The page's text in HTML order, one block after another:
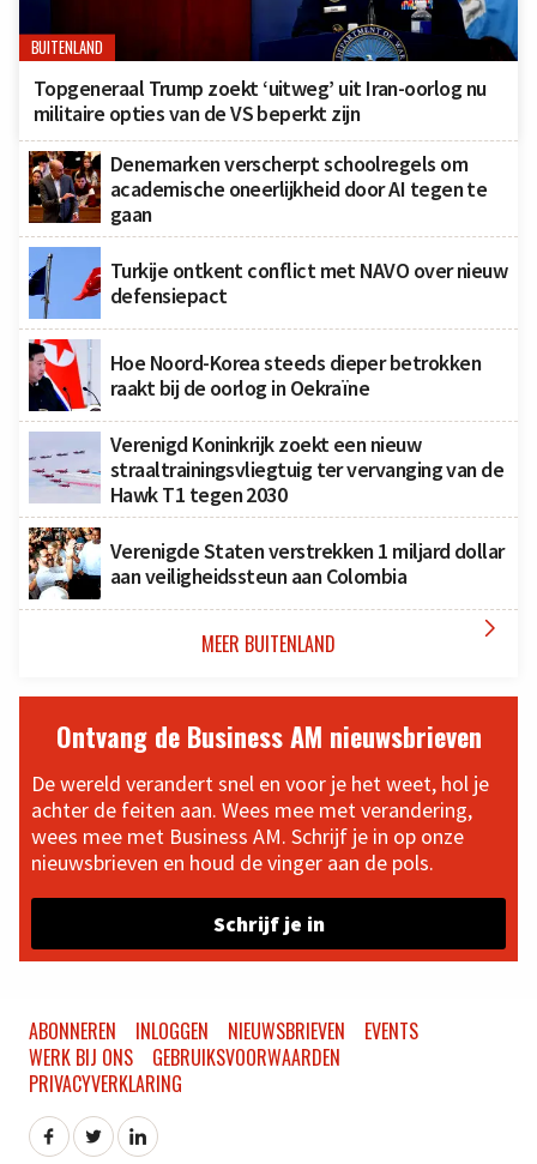
BUITENLAND
Topgeneraal Trump zoekt ‘uitweg’ uit Iran-oorlog nu
militaire opties van de VS beperkt zijn
Denemarken verscherpt schoolregels om
academische oneerlijkheid door AI tegen te
gaan
Turkije ontkent conflict met NAVO over nieuw
defensiepact
Hoe Noord-Korea steeds dieper betrokken
raakt bij de oorlog in Oekraïne
Verenigd Koninkrijk zoekt een nieuw
straaltrainingsvliegtuig ter vervanging van de
Hawk T1 tegen 2030
Verenigde Staten verstrekken 1 miljard dollar
aan veiligheidssteun aan Colombia
MEER BUITENLAND 
Ontvang de Business AM nieuwsbrieven
De wereld verandert snel en voor je het weet, hol je
achter de feiten aan. Wees mee met verandering,
wees mee met Business AM. Schrijf je in op onze
nieuwsbrieven en houd de vinger aan de pols.
Schrijf je in
ABONNEREN INLOGGEN NIEUWSBRIEVEN
EVENTS
WERK BIJ ONS
GEBRUIKSVOORWAARDEN
PRIVACYVERKLARING